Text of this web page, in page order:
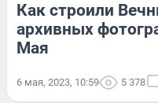
Как строили
архивных
Мая
6 мая, 2023, 10:59 5 378